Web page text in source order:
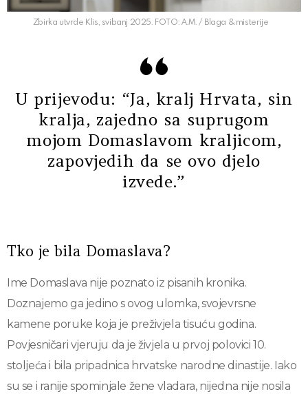
Zbirka utvrde Klis, svibanj 2025. FOTO: A.M. / Blaga & misterije
U prijevodu: “Ja, kralj Hrvata, sin
kralja, zajedno sa suprugom
mojom Domaslavom kraljicom,
zapovjedih da se ovo djelo
izvede.”
Tko je bila Domaslava?
Ime Domaslava nije poznato iz pisanih kronika.
Doznajemo ga jedino s ovog ulomka, svojevrsne
kamene poruke koja je preživjela tisuću godina.
Povjesničari vjeruju da je živjela u prvoj polovici 10.
stoljeća i bila pripadnica hrvatske narodne dinastije. Iako
su se i ranije spominjale žene vladara, nijedna nije nosila